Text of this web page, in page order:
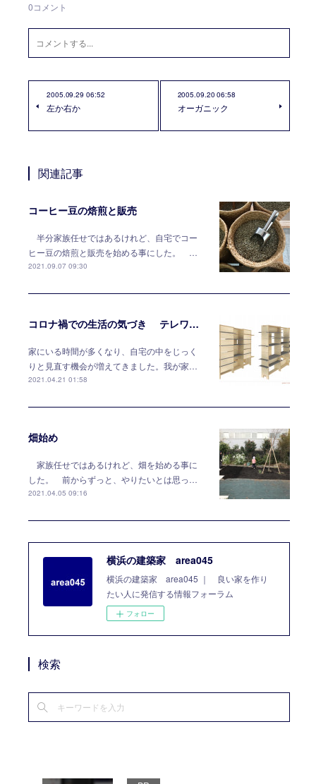
0コメント
2005.09.29 06:52
左か右か
2005.09.20 06:58
オーガニック
関連記事
コーヒー豆の焙煎と販売
半分家族任せではあるけれど、自宅でコー
ヒー豆の焙煎と販売を始める事にした。 …
2021.09.07 09:30
コロナ禍での生活の気づき テレワークには家具で対応する
家にいる時間が多くなり、自宅の中をじっく
りと見直す機会が増えてきました。我が家…
2021.04.21 01:58
畑始め
家族任せではあるけれど、畑を始める事に
した。 前からずっと、やりたいとは思っ…
2021.04.05 09:16
横浜の建築家 area045
横浜の建築家 area045 ｜ 良い家を作り
たい人に発信する情報フォーラム
フォロー
検索